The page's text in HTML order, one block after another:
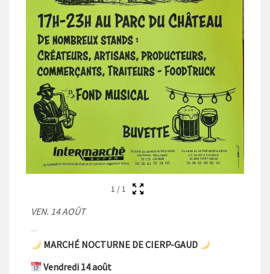
1 /1
VEN. 14 AOÛT
MARCHÉ NOCTURNE DE CIERP-GAUD
Vendredi 14 août